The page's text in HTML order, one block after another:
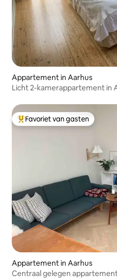
Appartement in Aarhus
Licht 2-kamerappartement in
Topfavoriet van gasten
Favoriet van gasten
Appartement in Aarhus
Centraal gelegen